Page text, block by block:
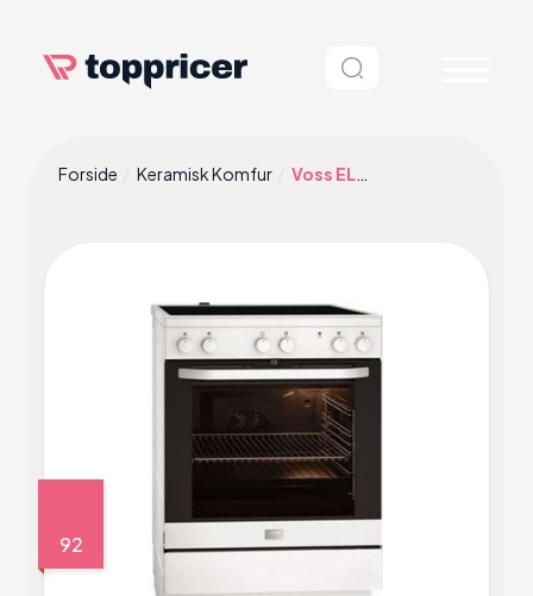
Forside Keramisk Komfur Voss ELK13001HV Hvid
92